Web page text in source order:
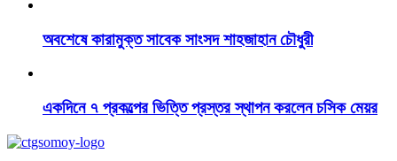
অবশেষে কারামুক্ত সাবেক সাংসদ শাহজাহান চৌধুরী
একদিনে ৭ প্রকল্পের ভিত্তি প্রস্তর স্থাপন করলেন চসিক মেয়র